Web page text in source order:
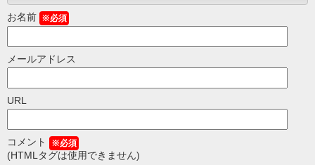
お名前 ※必須
メールアドレス
URL
コメント ※必須
(HTMLタグは使用できません)